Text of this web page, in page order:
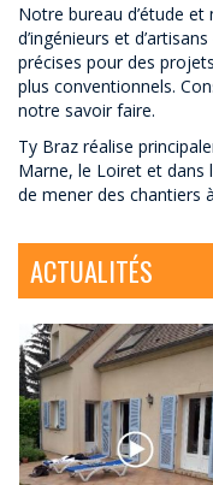
Notre bureau d’étude
d’ingénieurs et
précises pour des
plus conventionnels.
notre savoir faire.
Ty Braz réalise
Marne, le Loiret et dans
de mener des chantiers
ACTUALITÉS